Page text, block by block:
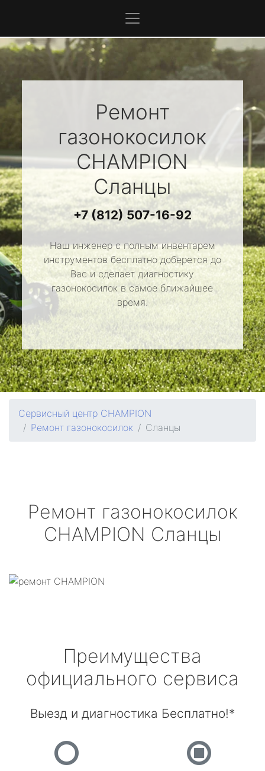
Ремонт
газонокосилок
CHAMPION
Сланцы
+7 (812) 507-16-92
Наш инженер с полным инвентарем
инструментов бесплатно доберется до
Вас и сделает диагностику
газонокосилок в самое ближайшее
время.
Сервисный центр CHAMPION
Ремонт газонокосилок
Сланцы
Ремонт газонокосилок
CHAMPION Сланцы
Преимущества
официального сервиса
Выезд и диагностика Бесплатно!*